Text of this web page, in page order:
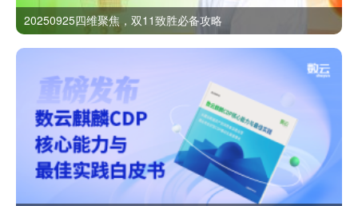
20250925四维聚焦，双11致胜必备攻略